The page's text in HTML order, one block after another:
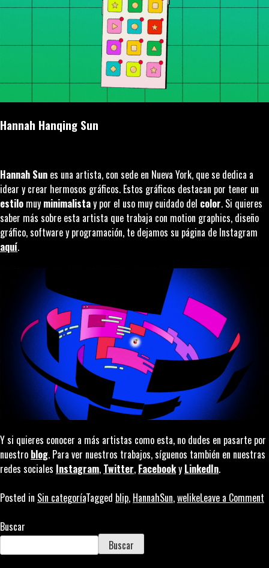
Hannah Hanqing Sun
Hannah Sun es una artista, con sede en Nueva York, que se dedica a
idear y crear hermosos gráficos. Estos gráficos destacan por tener un
estilo muy minimalistay por el uso muy cuidado del color. Si quieres
saber más sobre esta artista que trabaja con motion graphics, diseño
gráfico, software y programación, te dejamos su página de Instagram
aquí.
Y si quieres conocer a más artistas como esta, no dudes en pasarte por
nuestro blog. Para ver nuestros trabajos, síguenos también en nuestras
redes sociales Instagram, Twitter, Facebooky LinkedIn.
Posted in Sin categoríaTagged blip, HannahSun,welikeLeave a Comment
Buscar
Buscar